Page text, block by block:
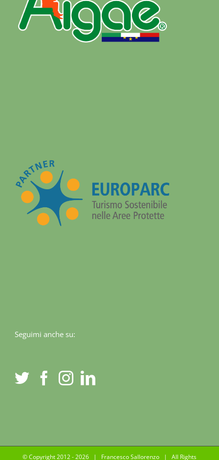
Seguimi anche su:
© Copyright 2012 -2026 | Francesco Sallorenzo | All Rights